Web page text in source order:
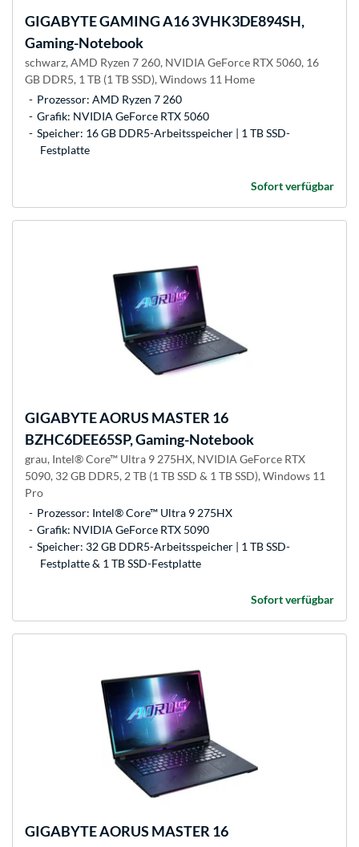
GIGABYTEGAMING A16 3VHK3DE894SH,
Gaming-Notebook
schwarz, AMD Ryzen 7 260, NVIDIA GeForce RTX 5060, 16
GB DDR5, 1 TB (1 TB SSD), Windows 11 Home
Prozessor: AMD Ryzen 7 260
Grafik: NVIDIA GeForce RTX 5060
Speicher: 16 GB DDR5-Arbeitsspeicher | 1 TB SSD-
Festplatte
Sofort verfügbar
GIGABYTEAORUS MASTER 16
BZHC6DEE65SP, Gaming-Notebook
grau, Intel® Core™ Ultra 9 275HX, NVIDIA GeForce RTX
5090, 32 GB DDR5, 2 TB (1 TB SSD & 1 TB SSD), Windows 11
Pro
Prozessor: Intel® Core™ Ultra 9 275HX
Grafik: NVIDIA GeForce RTX 5090
Speicher: 32 GB DDR5-Arbeitsspeicher | 1 TB SSD-
Festplatte & 1 TB SSD-Festplatte
Sofort verfügbar
GIGABYTEAORUS MASTER 16